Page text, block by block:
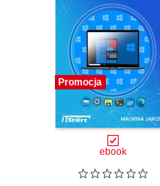
Promocja
ebook